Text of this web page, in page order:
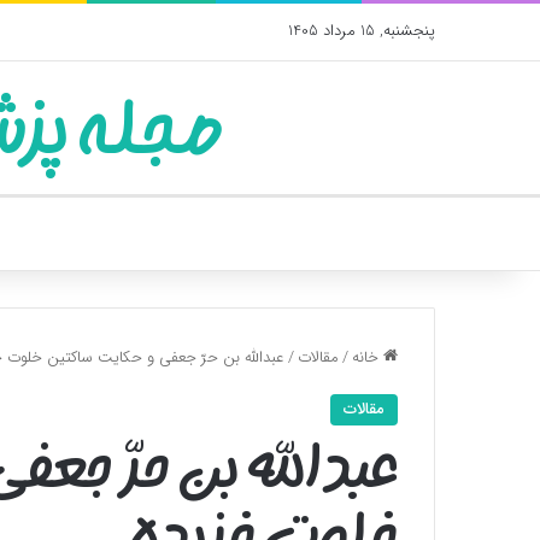
پنجشنبه, 15 مرداد 1405
مجله
خانه/مقالات/عبدالله بن حرّ جعفی و حکایت ساکتین خلوت
مقالات
عبدالله بن حرّ